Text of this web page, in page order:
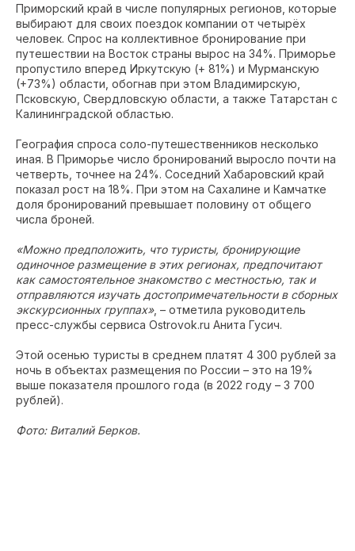
Приморский край в числе популярных регионов, которые
выбирают для своих поездок компании от четырёх
человек. Спрос на коллективное бронирование при
путешествии на Восток страны вырос на 34%. Приморье
пропустило вперед Иркутскую (+ 81%) и Мурманскую
(+73%) области, обогнав при этом Владимирскую,
Псковскую, Свердловскую области, а также Татарстан с
Калининградской областью.
География спроса соло-путешественников несколько
иная. В Приморье число бронирований выросло почти на
четверть, точнее на 24%. Соседний Хабаровский край
показал рост на 18%. При этом на Сахалине и Камчатке
доля бронирований превышает половину от общего
числа броней.
«Можно предположить, что туристы, бронирующие
одиночное размещение в этих регионах, предпочитают
как самостоятельное знакомство с местностью, так и
отправляются изучать достопримечательности в сборных
экскурсионных группах», – отметила руководитель
пресс-службы сервиса Ostrovok.ru Анита Гусич.
Этой осенью туристы в среднем платят 4 300 рублей за
ночь в объектах размещения по России – это на 19%
выше показателя прошлого года (в 2022 году – 3 700
рублей).
Фото: Виталий Берков.